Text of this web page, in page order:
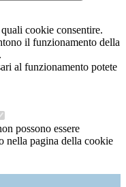
cookie consentire.
il funzionamento della
al funzionamento potete
possono essere
nella pagina della cookie